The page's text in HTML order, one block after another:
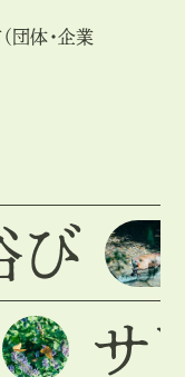
団体・企業